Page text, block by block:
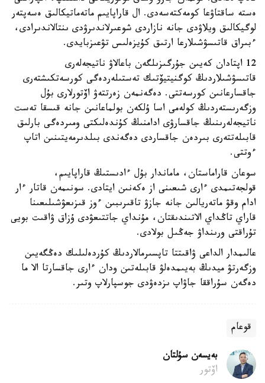
ەستە ساقتاۋعا كومەكتەسەدى. ال قاراپايىم ماتەماتيكالىق ەسەپتەر
لوگيكالىق ويلاۋدى جانە نازاردى شوعىرلاندىرۋدى ىنتالاندىرادى،
ءبىراق قاتىسۋشىلارعا ارتىق كۇيزەلىس تۋعىزبايدى.
12 اپتادان كەيىن جۇرگىزىلگەن باعالاۋ ناتيجەلەرى
قاتىسۋشىلاردىڭ كوگنيتيۆتىك تەستىلەردەگى كورسەتكىشتەرى
جاقسارعانىن كورسەتتى. دەگەنمەن زەرتتەۋ اۆتورلارى بۇل
وزگەرىستەردىڭ كولەمى اسا ۇلكەن بولماعانىن جانە قىسقا تەست
ناتيجەلەرىنىڭ جاقسارۋى ادامنىڭ كۇندەلىكتى ومىردەگى بارلىق
قابىلەتتەرى بىردەن جاقساردى دەگەندى بىلدىرمەيتىنىن اتاپ
ءوتتى.
سوعان قاراماستان، ماماندار بۇل ءادىستىڭ قاراپايىم،
قولجەتىمدى ءارى شىعىنى از ەكەنىن ايتادى. سونىمەن قاتار ءار
ادام وقۋ ماتەريالىن جانە جازۋ تاقىرىبىن ءوز قىزىعۋشىلىعىنا
قاراي تاڭداي الاتىندىقتان، مۇنداي جاتتىعۋدى ۇزاق ۋاقىت بويى
تۇراقتى ورىنداۋ جەڭىل بولادى.
عالىمدار الداعى ۋاقىتتا تاپسىرمالاردىڭ كۇردەلىلىك دەڭگەيىن
وزگەرتۋ ميدىڭ بەيىمدەلۋ قابىلەتىن ودان ءارى جاقسارتا الا ما
دەگەن سۇراققا جاۋاپ ىزدەۋدى جوسپارلاپ وتىر.
قوعام
بەيسەن سۇلتان
اۆتور